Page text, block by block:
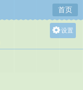
首页
设置